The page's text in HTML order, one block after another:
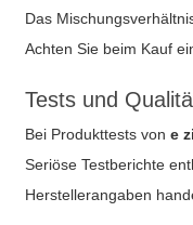
Das
Achten Sie beim Kauf
Tests und
Bei Produkttests vone
Seriöse Testberichte
Herstellerangaben